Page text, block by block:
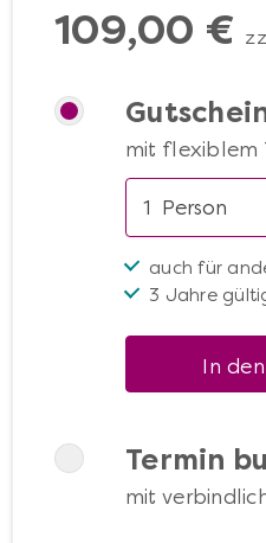
109,00 €
mit flexiblem
auch für
3 Jahre
In
Termin
mit